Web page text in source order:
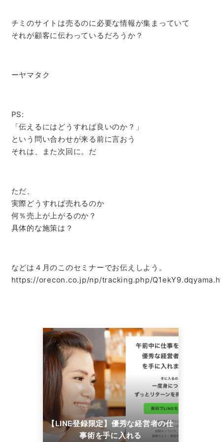
チミのサイトは売るのに必要な情報が集まっていて
それが顧客に伝わっているだろうか？
ーヤマタク
PS:
「伝えるにはどうすれば良いのか？」
という問い合わせが来る前に言おう
それは、また次回に。だ
ただ、
実際どうすれば売れるのか
何％売上が上がるのか？
具体的な施策は？
などは４月のこのセミナーでお伝えしよう。
https://orecon.co.jp/np/tracking.php/
【LINE登録限定】優秀な経営者の仕
事術を手に入れる